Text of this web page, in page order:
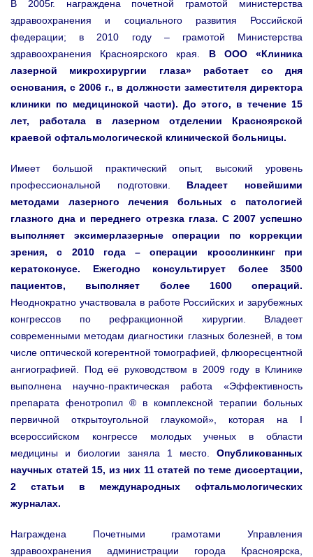
В 2005г. награждена почетной грамотой министерства
здравоохранения и социального развития Российской
федерации; в 2010 году – грамотой Министерства
здравоохранения Красноярского края. В ООО «Клиника
лазерной микрохирургии глаза» работает со дня
основания, с 2006 г., в должности заместителя директора
клиники по медицинской части). До этого, в течение 15
лет, работала в лазерном отделении Красноярской
краевой офтальмологической клинической больницы.
Имеет большой практический опыт, высокий уровень
профессиональной подготовки. Владеет новейшими
методами лазерного лечения больных с патологией
глазного дна и переднего отрезка глаза. С 2007 успешно
выполняет эксимерлазерные операции по коррекции
зрения, с 2010 года – операции кросслинкинг при
кератоконусе. Ежегодно консультирует более 3500
пациентов, выполняет более 1600 операций.
Неоднократно участвовала в работе Российских и зарубежных
конгрессов по рефракционной хирургии. Владеет
современными методам диагностики глазных болезней, в том
числе оптической когерентной томографией, флюоресцентной
ангиографией. Под её руководством в 2009 году в Клинике
выполнена научно-практическая работа «Эффективность
препарата фенотропил ® в комплексной терапии больных
первичной открытоугольной глаукомой», которая на I
всероссийском конгрессе молодых ученых в области
медицины и биологии заняла 1 место.
Опубликованных
научных статей 15, из них 11 статей по теме диссертации,
2 статьи в международных офтальмологических
журналах.
Награждена Почетными грамотами Управления
здравоохранения администрации города Красноярска,